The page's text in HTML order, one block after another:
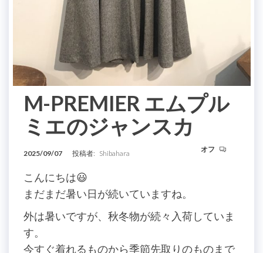
M-PREMIER エムプル
ミエのジャンスカ
2025/09/07 投稿者: Shibahara オフ
こんにちは😃
まだまだ暑い日が続いていますね。
外は暑いですが、秋冬物が続々入荷していま
す。
今すぐ着れるものから季節先取りのものまで